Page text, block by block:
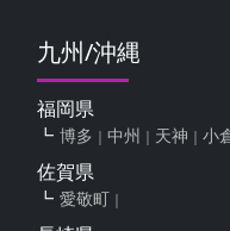
九州/沖縄
福岡県
博多 中州 天神 小
佐賀県
愛敬町